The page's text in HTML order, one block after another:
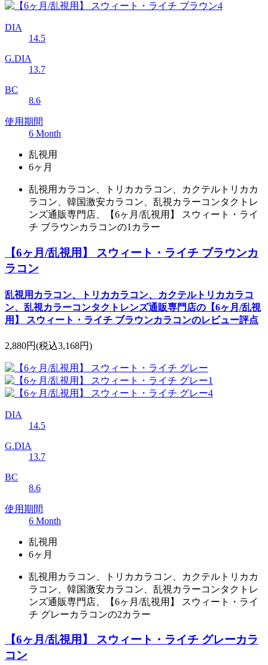
DIA
14.5
G.DIA
13.7
BC
8.6
使用期間
6 Month
乱視用
6ヶ月
乱視用カラコン、トリカカラコン、カクテルトリカカ
ラコン、韓国激安カラコン、乱視カラーコンタクトレ
ンズ通販専門店、【6ヶ月/乱視用】 スウィート・ライ
チ ブラウンカラコンの1カラー
【6ヶ月/乱視用】 スウィート・ライチ ブラウンカ
ラコン
乱視用カラコン、トリカカラコン、カクテルトリカカラコ
ン、乱視カラーコンタクトレンズ通販専門店の【6ヶ月/乱視
用】 スウィート・ライチ ブラウンカラコンのレビュー評点
2,880円(税込3,168円)
DIA
14.5
G.DIA
13.7
BC
8.6
使用期間
6 Month
乱視用
6ヶ月
乱視用カラコン、トリカカラコン、カクテルトリカカ
ラコン、韓国激安カラコン、乱視カラーコンタクトレ
ンズ通販専門店、【6ヶ月/乱視用】 スウィート・ライ
チ グレーカラコンの2カラー
【6ヶ月/乱視用】 スウィート・ライチ グレーカラ
コン